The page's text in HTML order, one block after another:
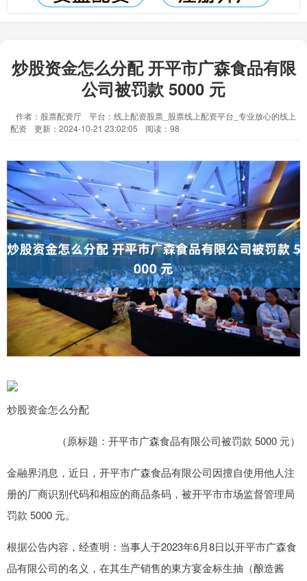
炒股资金怎么分配 开平市广森食品有限
公司被罚款 5000 元
作者：股票配资厅
平台：线上配资股票_股票线上配资平台_专业放心的线上
配资
更新：2024-10-21 23:02:05 阅读：98
炒股资金怎么分配
（原标题：开平市广森食品有限公司被罚款 5000 元）
金融界消息，近日，开平市广森食品有限公司因擅自使用他人注
册的厂商识别代码和相应的商品条码，被开平市市场监督管理局
罚款 5000 元。
根据公告内容，经查明：当事人于2023年6月8日以开平市广森食
品有限公司的名义，在其生产销售的東方宴金标生抽（酿造酱